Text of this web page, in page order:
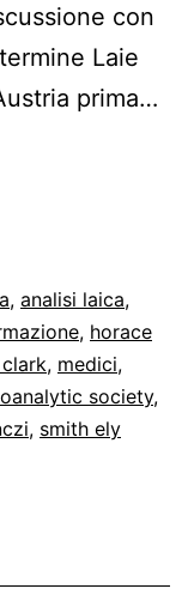
con
Laie
prima…
, analisi laica,
, horace
, medici,
society,
, smith ely